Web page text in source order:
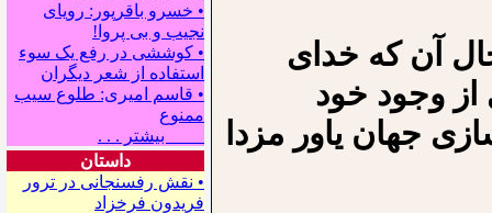
• خسرو باقرپور: ﺭوﻳﺎﻯ
ﻧﺠﻴﺐ ﻭ ﺑﻰ ﭘﺮﻭﺍ!
• کوششی در رفع یک سوء
استفاده از شعر دیگران
• قاسم امیری: طلوع سیب
ممنوع
بیشتر . . .
داستان
• نقش رفسنجانی در ترور
فریدون فرخزاد
آن که خدای
از وجود خود
جهان یاور مزدا